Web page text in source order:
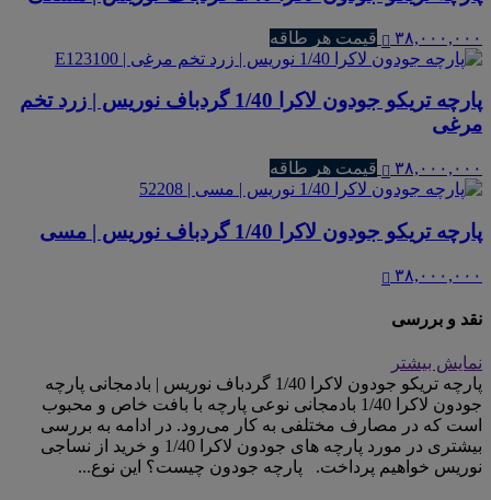
۳۸,۰۰۰,۰۰۰ قیمت هر طاقه
پارچه تریکو جودون لاکرا 1/40 گردباف نوریس | زرد تخم
مرغی
۳۸,۰۰۰,۰۰۰ قیمت هر طاقه
پارچه تریکو جودون لاکرا 1/40 گردباف نوریس | مسی
۳۸,۰۰۰,۰۰۰
نقد و بررسی
نمایش بیشتر
پارچه تریکو جودون لاکرا 1/40 گردباف نوریس | بادمجانی پارچه
جودون لاکرا 1/40 بادمجانی نوعی پارچه با بافت خاص و محبوب
است که در مصارف مختلفی به کار می‌رود. در ادامه به بررسی
بیشتری در مورد پارچه های جودون لاکرا 1/40 و خرید از نساجی
نوریس خواهیم پرداخت. پارچه جودون چیست؟ این نوع...